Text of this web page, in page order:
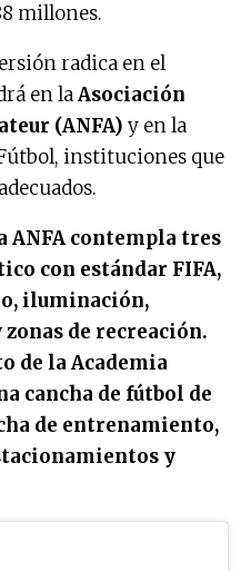
millones.
radica en el
en laAsociación
(ANFA) y en la
instituciones que
ANFA contempla tres
con estándar FIFA,
iluminación,
de recreación.
de la Academia
cancha de fútbol de
de entrenamiento,
y